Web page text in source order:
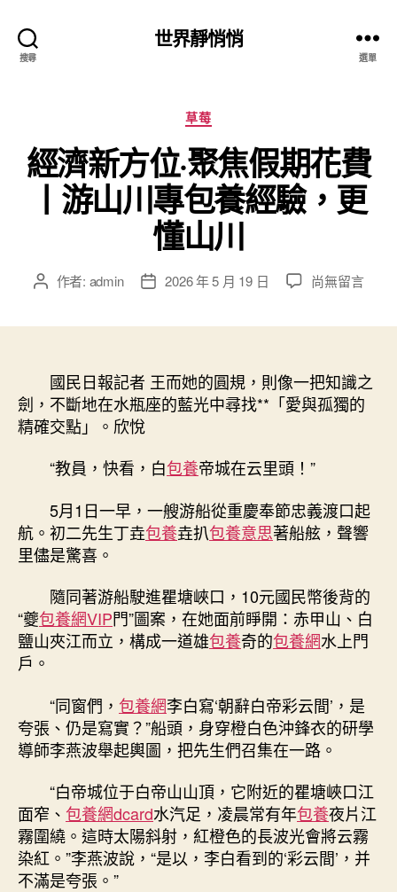
搜尋
世界靜悄悄
選單
分
類
草莓
經濟新方位·聚焦假期花費
丨游山川專包養經驗，更
懂山川
文 作者: admin
文
期
2026 年 5 月 19 日
在
位
·
聚
費
丨
川
專
包
養
更
懂
山
中
尚無留言
國民日報記者 王而她的圓規，則像一把知識之
劍，不斷地在水瓶座的藍光中尋找**「愛與孤獨的
精確交點」。欣悅
“教員，快看，白包養帝城在云里頭！”
5月1日一早，一艘游船從重慶奉節忠義渡口起
航。初二先生丁垚包養垚扒包養意思著船舷，聲響
里儘是驚喜。
隨同著游船駛進瞿塘峽口，10元國民幣後背的
“夔包養網VIP門”圖案，在她面前睜開：赤甲山、白
鹽山夾江而立，構成一道雄包養奇的包養網水上門
戶。
“同窗們， 包養網李白寫‘朝辭白帝彩云間’，是
夸張、仍是寫實？”船頭，身穿橙白色沖鋒衣的研學
導師李燕波舉起輿圖，把先生們召集在一路。
“白帝城位于白帝山山頂，它附近的瞿塘峽口江
面窄、 包養網dcard水汽足，凌晨常有年包養夜片江
霧圍繞。這時太陽斜射，紅橙色的長波光會將云霧
染紅。”李燕波說，“是以，李白看到的‘彩云間’，并
不滿是夸張。”